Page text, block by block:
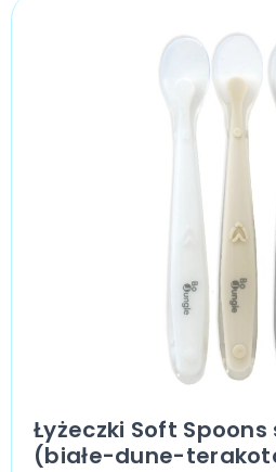
Łyżeczki Soft
(białe-dune-